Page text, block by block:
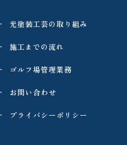
光塗装工芸の取り組み
施工までの流れ
ゴルフ場管理業務
お問い合わせ
プライバシーポリシー